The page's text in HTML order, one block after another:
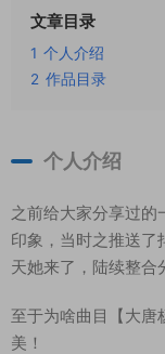
文章目录
1 个人介绍
2 作品目录
个人介绍
之前给大家分享过的
印象，当时之推送了
天她来了，陆续整合
至于为啥曲目【大唐
美！